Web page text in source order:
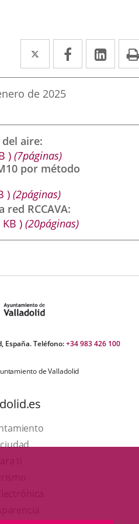
Twitter
Enlace
a
una
externa.
Facebook
Enlace
a
externa.
a
de 2025
aire
) (7páginas)
por método
) (2páginas)
RCCAVA
KB ) (20páginas)
España. Teléfono:+34 983 426 100
de Valladolid